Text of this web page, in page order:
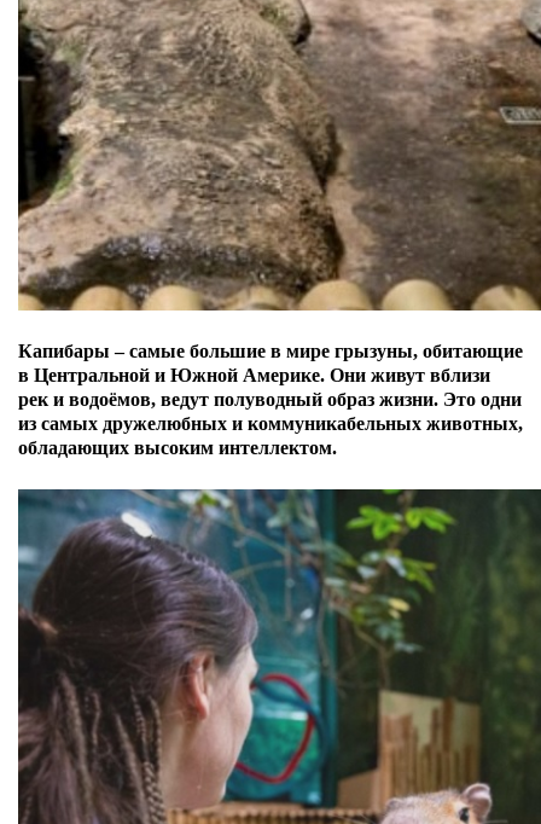
Капибары – самые большие в мире грызуны, обитающие
в Центральной и Южной Америке. Они живут вблизи
рек и водоёмов, ведут полуводный образ жизни. Это одни
из самых дружелюбных и коммуникабельных животных,
обладающих высоким интеллектом.